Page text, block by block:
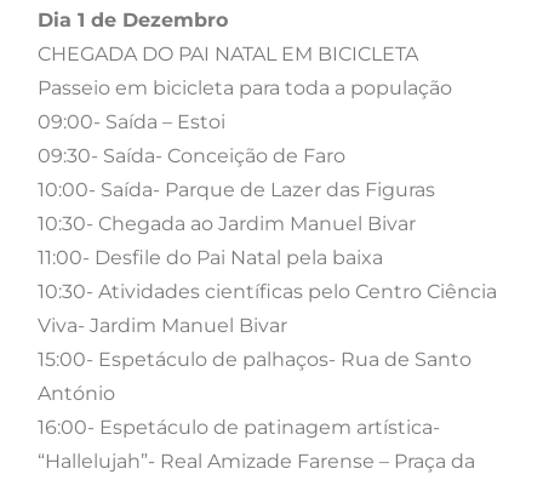
Dia 1 de Dezembro
CHEGADA DO PAI NATAL EM BICICLETA
Passeio em bicicleta para toda a população
09:00- Saída – Estoi
09:30- Saída- Conceição de Faro
10:00- Saída- Parque de Lazer das Figuras
10:30- Chegada ao Jardim Manuel Bivar
11:00- Desfile do Pai Natal pela baixa
10:30- Atividades científicas pelo Centro Ciência
Viva- Jardim Manuel Bivar
15:00- Espetáculo de palhaços- Rua de Santo
António
16:00- Espetáculo de patinagem artística-
“Hallelujah”- Real Amizade Farense – Praça da